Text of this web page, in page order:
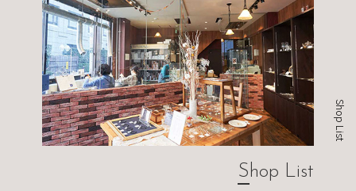
Shop List
Shop List